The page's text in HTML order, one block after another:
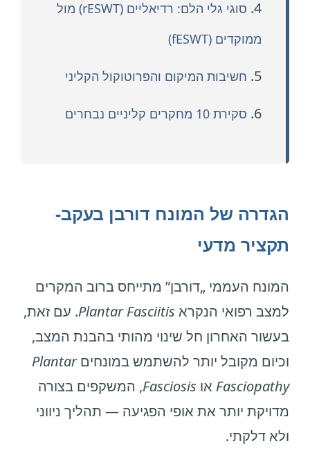
4.
סוגי גלי הלם: רדיאליים (rESWT) מול
ממוקדים (fESWT)
5. חשיבות המיקום והפרוטוקול הקליני
6. סקירת 10 מחקרים קליניים נבחרים
הגדרה של המונח דורבן בעקב-
תקציר מדעי
המונח העממי „דורבן” מתייחס ברוב המקרים
למצב רפואי הנקרא Plantar Fasciitis. עם זאת,
בעשור האחרון חל שינוי מהותי בהבנת המצב,
וכיום מקובל יותר להשתמש במונחיםPlantar
Fasciopathy או Fasciosis, המשקפים בצורה
מדויקת יותר את אופי הפגיעה — תהליך ניווני
ולא דלקתי.